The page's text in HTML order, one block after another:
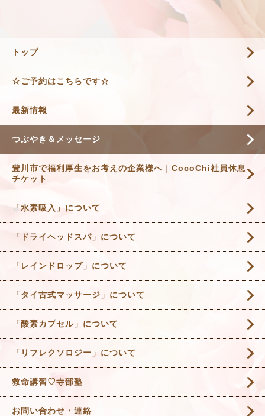
トップ
☆ご予約はこちらです☆
最新情報
つぶやき＆メッセージ
豊川市で福利厚生をお考えの企業様へ｜CocoChi社員休息
チケット
「水素吸入」について
「ドライヘッドスパ」について
「レインドロップ」について
「タイ古式マッサージ」について
「酸素カプセル」について
「リフレクソロジー」について
救命講習♡寺部塾
お問い合わせ・連絡